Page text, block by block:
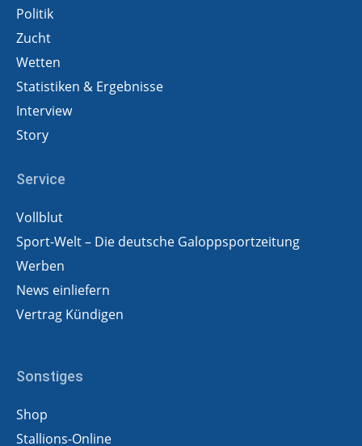
Politik
Zucht
Wetten
Statistiken & Ergebnisse
Interview
Story
Service
Vollblut
Sport-Welt – Die deutsche Galoppsportzeitung
Werben
News einliefern
Vertrag Kündigen
Sonstiges
Shop
Stallions-Online